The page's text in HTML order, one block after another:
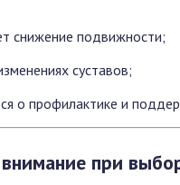
снижение подвижности;
суставов;
о профилактике и
при